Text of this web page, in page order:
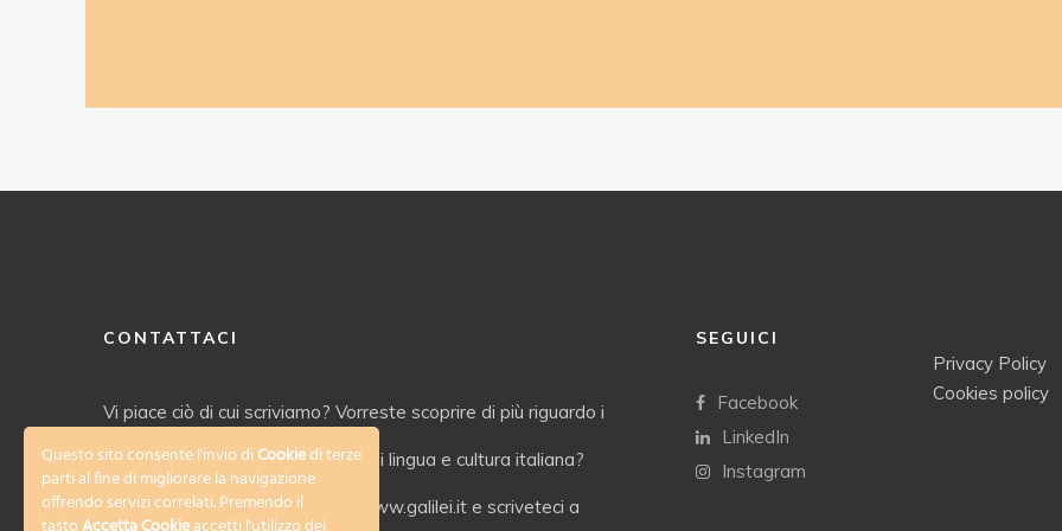
CONTATTACI
Vi piace ciò di cui scriviamo? Vorreste scoprire di più riguardo i
servizi offerti dal nostro Istituto di lingua e cultura italiana?
Date un’occhiata al nostro sito www.galilei.it e scriveteci a
SEGUICI
Facebook
LinkedIn
Instagram
Privacy Policy
Cookies policy
Questo sito consente l'invio diCookiedi terze
parti al fine di migliorare la navigazione
offrendo servizi correlati. Premendo il